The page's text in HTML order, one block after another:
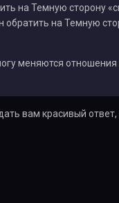
на Темную сторону
на Темную
меняются
вам красивый